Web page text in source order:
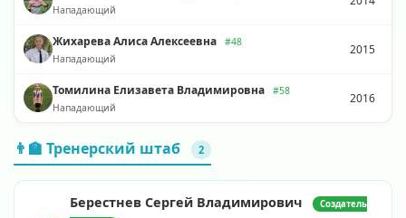
Нападающий
Жихарева Алиса Алексеевна
#48
Нападающий
2015
Томилина Елизавета Владимировна
#58
Нападающий
2016
👨‍🏫 Тренерский штаб 2
Берестнев Сергей Владимирович
Создатель